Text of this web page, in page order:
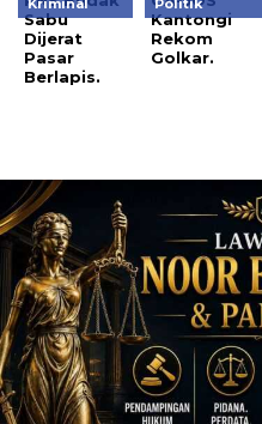
Kriminal
Sabu
Dijerat
Pasar
Berlapis.
Politik
Kantongi
Rekom
Golkar.